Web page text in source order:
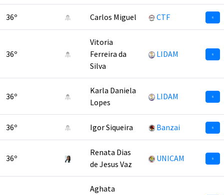
36º Carlos Miguel CTF 6
36º
Vitoria
Ferreira da
Silva
LIDAM 6
36º
Karla Daniela
Lopes
LIDAM 6
36º Igor Siqueira Banzai 6
36º
Renata Dias
de Jesus Vaz
UNICAM 6
Aghata